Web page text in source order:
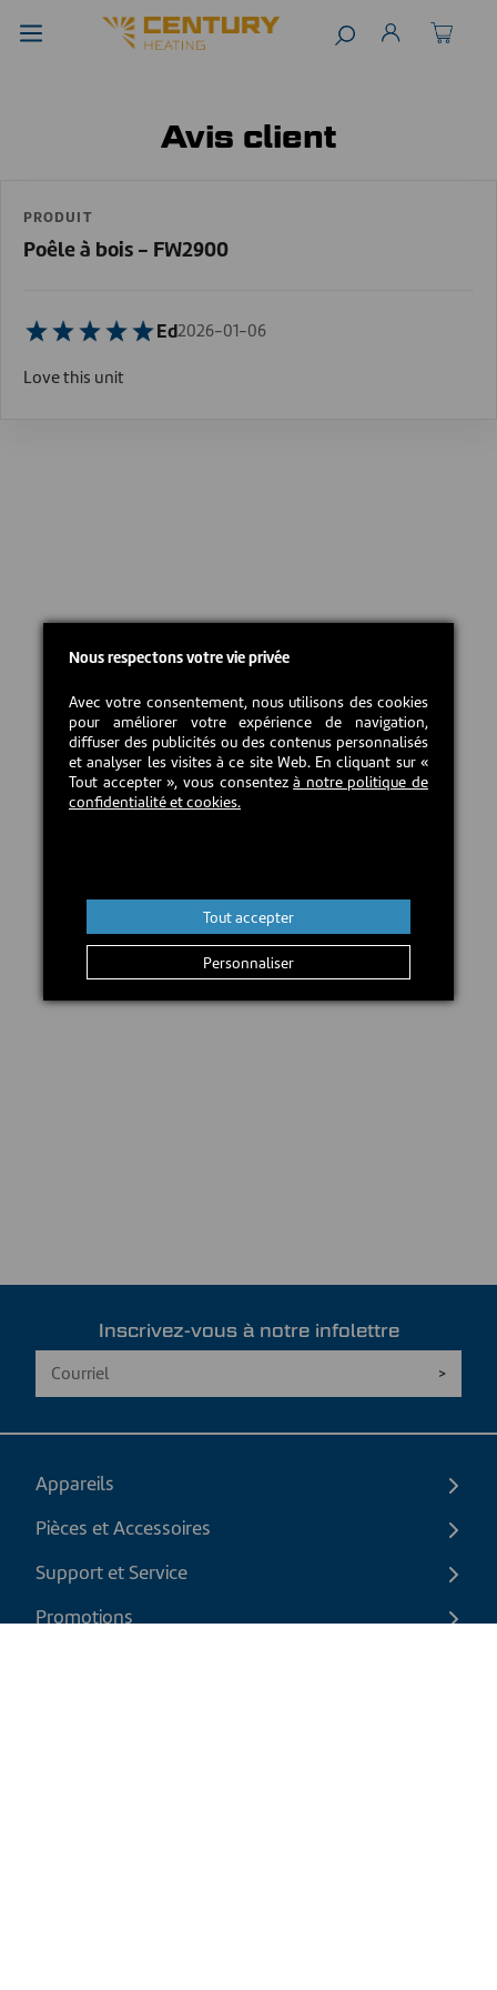
Avis client
PRODUIT
Poêle à bois - FW2900
Ed2026-01-06
Love this unit
Inscrivez-vous à notre infolettre
Appareils
Pièces et Accessoires
Support et Service
Promotions
Nous respectons votre vie privée
Avec votre consentement, nous utilisons des cookies
pour améliorer votre expérience de navigation,
diffuser des publicités ou des contenus personnalisés
et analyser les visites à ce site Web. En cliquant sur «
Tout accepter », vous consentezà notre politique de
confidentialité et cookies.
Personnaliser
Tout accepter